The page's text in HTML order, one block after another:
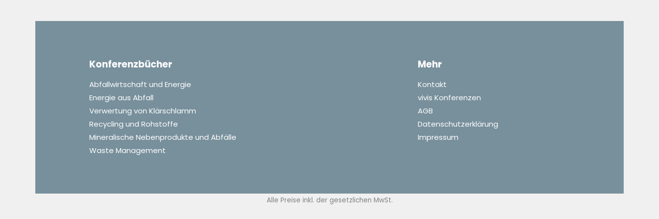
Konferenzbücher
Abfallwirtschaft und Energie
Energie aus Abfall
Verwertung von Klärschlamm
Recycling und Rohstoffe
Mineralische Nebenprodukte und Abfälle
Waste Management
Mehr
Kontakt
vivis Konferenzen
AGB
Datenschutzerklärung
Impressum
Alle Preise inkl. der gesetzlichen MwSt.